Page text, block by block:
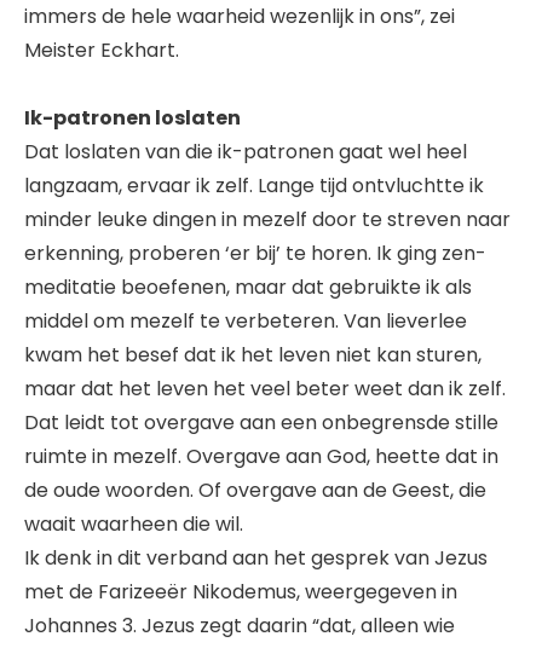
immers de hele waarheid wezenlijk in ons”, zei
Meister Eckhart.
Ik-patronen loslaten
Dat loslaten van die ik-patronen gaat wel heel
langzaam, ervaar ik zelf. Lange tijd ontvluchtte ik
minder leuke dingen in mezelf door te streven naar
erkenning, proberen ‘er bij’ te horen. Ik ging zen-
meditatie beoefenen, maar dat gebruikte ik als
middel om mezelf te verbeteren. Van lieverlee
kwam het besef dat ik het leven niet kan sturen,
maar dat het leven het veel beter weet dan ik zelf.
Dat leidt tot overgave aan een onbegrensde stille
ruimte in mezelf. Overgave aan God, heette dat in
de oude woorden. Of overgave aan de Geest, die
waait waarheen die wil.
Ik denk in dit verband aan het gesprek van Jezus
met de Farizeeër Nikodemus, weergegeven in
Johannes 3. Jezus zegt daarin “dat, alleen wie